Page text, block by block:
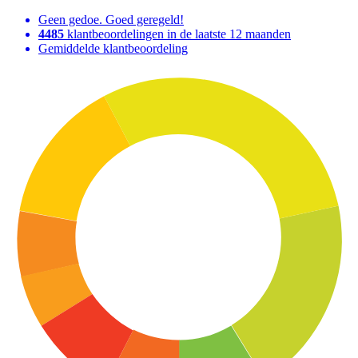
Geen gedoe. Goed geregeld!
4485 klantbeoordelingen in de laatste 12 maanden
Gemiddelde klantbeoordeling